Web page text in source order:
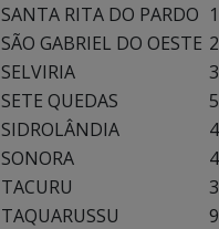
SANTA RITA DO PARDO 1
SÃO GABRIEL DO OESTE
SELVIRIA
3
SETE QUEDAS
SIDROLÂNDIA
SONORA
TACURU
TAQUARUSSU